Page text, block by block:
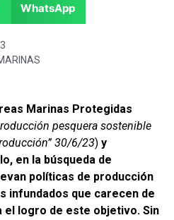
WhatsApp
Marinas Protegidas
pesquera sostenible
30/6/23) y
en la búsqueda de
políticas de producción
infundados que carecen de
el logro de este objetivo. Sin